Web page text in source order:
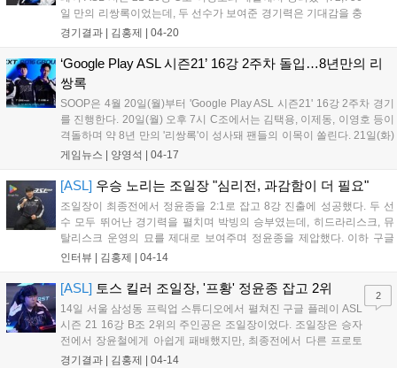
일 만의 리쌍록이었는데, 두 선수가 보여준 경기력은 기대감을 충
족시켰다. 이영호는 이제동의 12앞마당을 확신한듯 노배럭 더블
글링을 최대한 조금 생산하며 격차를...
경기결과 | 김홍제 04-20
‘Google Play ASL 시즌21’ 16강 2주차 돌입…8년만의 리
쌍록
SOOP은 4월 20일(월)부터 'Google Play ASL 시즌21' 16강 2주차 경기
를 진행한다. 20일(월) 오후 7시 C조에서는 김택용, 이제동, 이영호 등이
격돌하며 약 8년 만의 '리쌍록'이 성사돼 팬들의 이목이 쏠린다. 21일(화)
에는 D조 경기가 이어진다. 모든 경기는 대치동 프릭업 스튜디오에서 유
게임뉴스 | 양영석 04-17
[ASL] 우승 노리는 조일장 "심리전, 과감함이 더 필요"
조일장이 최종전에서 정윤종을 2:1로 잡고 8강 진출에 성공했다. 두 선
수 모두 뛰어난 경기력을 펼치며 박빙의 승부였는데, 히드라리스크, 뮤
탈리스크 운영의 묘를 제대로 보여주며 정윤종을 제압했다. 이하 구글
플레이 ASL 시즌 21 16강 B조 2위로 진출한 조일장의 승리 인터뷰 전문
인터뷰 | 김홍제 04-14
[ASL] 토스 킬러 조일장, '프황' 정윤종 잡고 2위
14일 서울 삼성동 프릭업 스튜디오에서 펼쳐진 구글 플레이 ASL
시즌 21 16강 B조 2위의 주인공은 조일장이었다. 조일장은 승자
전에서 장윤철에게 아쉽게 패배했지만, 최종전에서 다른 프로토
스인 정윤종과 대결에서 2:1로 승리했다. 패자전 1세트, 정윤종은
경기결과 | 김홍제 04-14
2